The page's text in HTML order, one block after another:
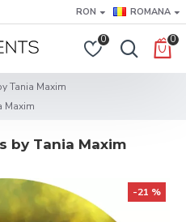
RON ROMANA
0 0
Tania Maxim
Maxim
by Tania Maxim
-21 %